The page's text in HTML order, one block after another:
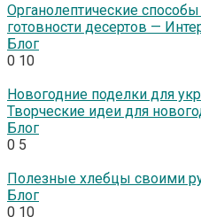
Органолептические
готовности десертов —
Блог
0 10
Новогодние поделки для
Творческие идеи для
Блог
0 5
Полезные хлебцы своими
Блог
0 10